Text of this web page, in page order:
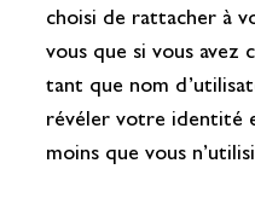
choisi de rattacher à
vous que si vous avez
tant que nom
révéler votre identité
moins que vous